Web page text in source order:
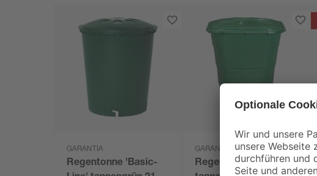
GARANTIA
Regentonne 'Basic-
GARANTIA
Regentonne